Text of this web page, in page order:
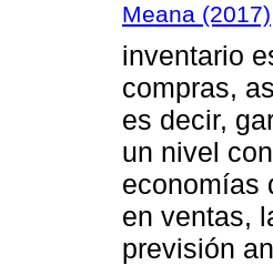
Meana (2017)
inventario
compras,
es decir,
un nivel
economías
en ventas,
previsión